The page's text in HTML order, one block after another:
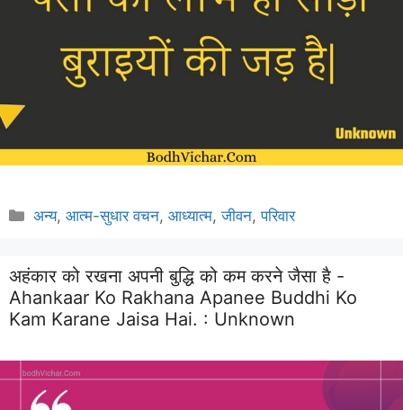
Categories
अन्य,आत्म-सुधार वचन,आध्यात्म,जीवन,परिवार
अहंकार को रखना अपनी बुद्धि को कम करने जैसा है -
Ahankaar Ko Rakhana Apanee Buddhi Ko
Kam Karane Jaisa Hai. : Unknown